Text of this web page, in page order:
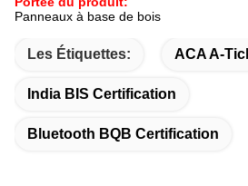
Panneaux à base de bois
Les Étiquettes: ACA A-
India BIS Certification
Bluetooth BQB Certification